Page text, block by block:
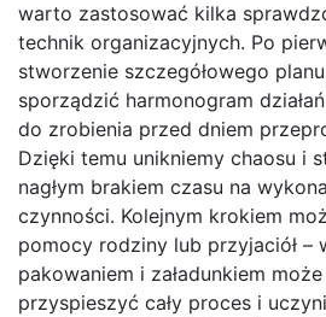
warto zastosować kilka
technik organizacyjnych. Po
stworzenie szczegółowego
sporządzić harmonogram
do zrobienia przed dniem
Dzięki temu unikniemy chaosu i
nagłym brakiem czasu na
czynności. Kolejnym krokiem
pomocy rodziny lub przyjaciół –
pakowaniem i załadunkiem
przyspieszyć cały proces i